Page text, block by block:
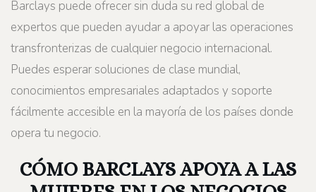
Barclays puede ofrecer sin duda su red global de
expertos que pueden ayudar a apoyar las operaciones
transfronterizas de cualquier negocio internacional.
Puedes esperar soluciones de clase mundial,
conocimientos empresariales adaptados y soporte
fácilmente accesible en la mayoría de los países donde
opera tu negocio.
CÓMO BARCLAYS APOYA A LAS